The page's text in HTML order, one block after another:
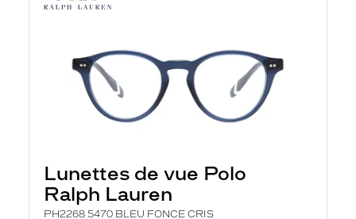
Lunettes de vue Polo
Ralph Lauren
PH2268 5470 BLEU FONCE CRIS